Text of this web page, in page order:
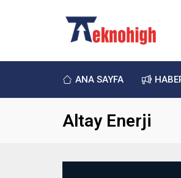
ANA SAYFA
Altay Enerji